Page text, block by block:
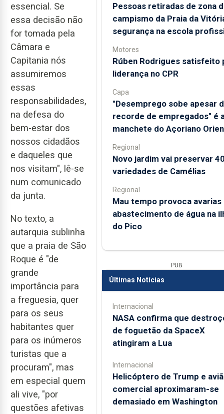
essencial. Se
essa decisão não
for tomada pela
Câmara e
Capitania nós
assumiremos
essas
responsabilidades,
na defesa do
bem-estar dos
nossos cidadãos
e daqueles que
nos visitam", lê-se
num comunicado
da junta.
No texto, a
autarquia sublinha
que a praia de São
Roque é "de
grande
importância para
a freguesia, quer
para os seus
habitantes quer
para os inúmeros
turistas que a
procuram", mas
em especial quem
ali vive, "por
questões afetivas
Pessoas retiradas de zona
campismo da Praia da
segurança na escola
Motores
Rúben Rodrigues satisfeito
liderança no CPR
Capa
"Desemprego sobe apesar
recorde de empregados" é
manchete do Açoriano
Regional
Novo jardim vai preservar
variedades de Camélias
Regional
Mau tempo provoca avarias
abastecimento de água na
do Pico
PUB
Últimas Notícias
Internacional
NASA confirma que
de foguetão da SpaceX
atingiram a Lua
Internacional
Helicóptero de Trump e
comercial aproximaram-se
demasiado em Washington